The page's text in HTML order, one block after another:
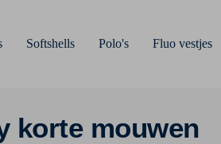
Softshells Polo's Fluo vestjes
korte mouwen